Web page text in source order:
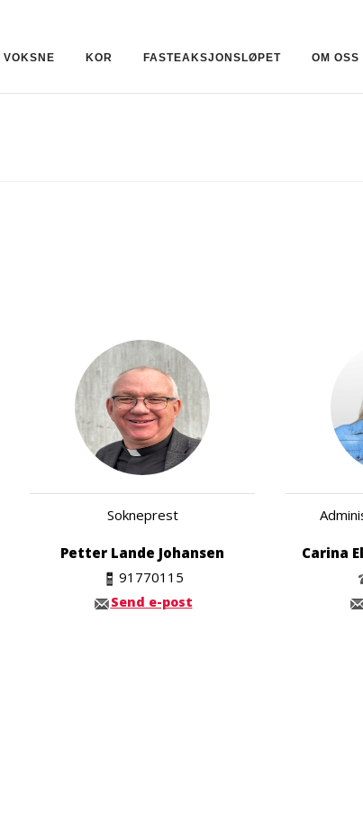
VOKSNE KOR FASTEAKSJONSLØPET OM OSS
Sokneprest
Petter Lande Johansen
91770115
Send e-post
Carina